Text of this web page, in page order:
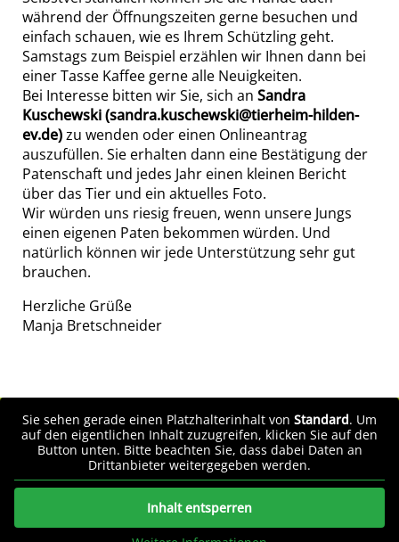
während der Öffnungszeiten gerne besuchen und
einfach schauen, wie es Ihrem Schützling geht.
Samstags zum Beispiel erzählen wir Ihnen dann bei
einer Tasse Kaffee gerne alle Neuigkeiten.
Bei Interesse bitten wir Sie, sich an Sandra
Kuschewski (sandra.kuschewski@tierheim-hilden-
ev.de)zu wenden oder einen Onlineantrag
auszufüllen. Sie erhalten dann eine Bestätigung der
Patenschaft und jedes Jahr einen kleinen Bericht
über das Tier und ein aktuelles Foto.
Wir würden uns riesig freuen, wenn unsere Jungs
einen eigenen Paten bekommen würden. Und
natürlich können wir jede Unterstützung sehr gut
brauchen.
Herzliche Grüße
Manja Bretschneider
Sie sehen gerade einen Platzhalterinhalt von Standard. Um
auf den eigentlichen Inhalt zuzugreifen, klicken Sie auf den
Button unten. Bitte beachten Sie, dass dabei Daten an
Drittanbieter weitergegeben werden.
Inhalt entsperren